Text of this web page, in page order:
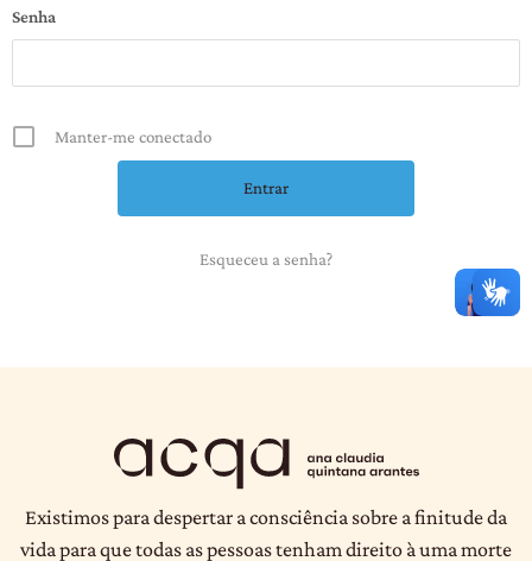
Senha
Manter-me conectado
Esqueceu a senha?
Existimos para despertar a consciência sobre a finitude da
vida para que todas as pessoas tenham direito à uma morte